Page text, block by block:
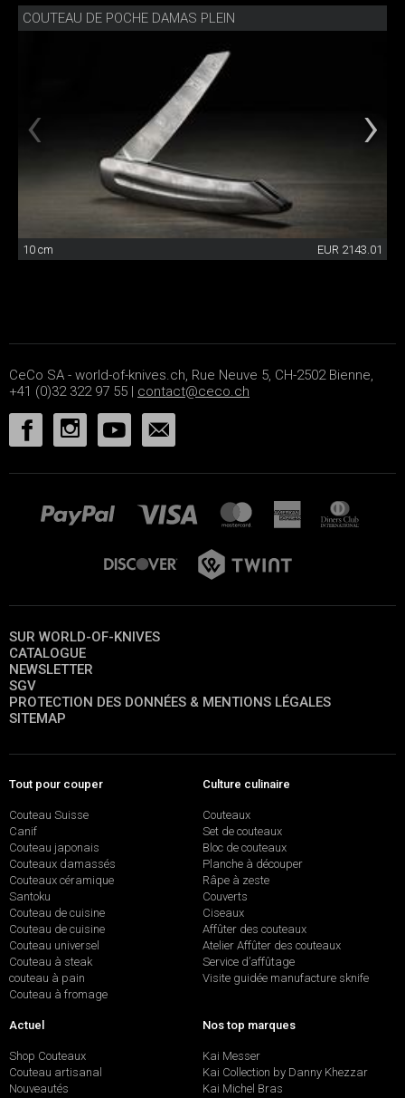
COUTEAU DE POCHE DAMAS PLEIN
10 cm EUR 2143.01
CeCo SA - world-of-knives.ch, Rue Neuve 5, CH-2502 Bienne,
+41 (0)32 322 97 55 | contact@ceco.ch
SUR WORLD-OF-KNIVES
CATALOGUE
NEWSLETTER
SGV
PROTECTION DES DONNÉES & MENTIONS LÉGALES
SITEMAP
Tout pour couper
Couteau Suisse
Canif
Couteau japonais
Couteaux damassés
Couteaux céramique
Santoku
Couteau de cuisine
Couteau de cuisine
Couteau universel
Couteau à steak
couteau à pain
Couteau à fromage
Culture culinaire
Couteaux
Set de couteaux
Bloc de couteaux
Planche à découper
Râpe à zeste
Couverts
Ciseaux
Affûter des couteaux
Atelier Affûter des couteaux
Service d’affûtage
Visite guidée manufacture sknife
Actuel
Shop Couteaux
Couteau artisanal
Nouveautés
Nos top marques
Kai Messer
Kai Collection by Danny Khezzar
Kai Michel Bras